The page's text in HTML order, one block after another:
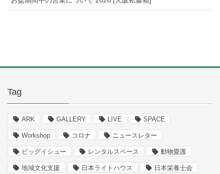
Tag
ARK GALLERY LIVE SPACE
Workshop コロナ ニュースレター
ビッグイシュー レンタルスペース 動物愛護
地域文化支援 日本ライトハウス 日本栄養士会